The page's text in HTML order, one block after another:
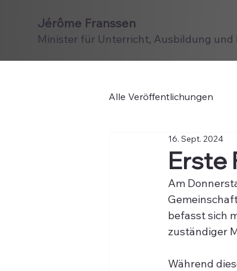
Jérôme Franssen
Minister für Unterricht, Ausbildung und
Alle Veröffentlichungen
Erste
16. Sept. 2024
Am
befasst sich
zuständiger
Während